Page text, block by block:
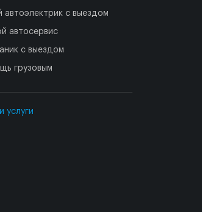
автоэлектрик с выездом
автосервис
с выездом
грузовым
услуги